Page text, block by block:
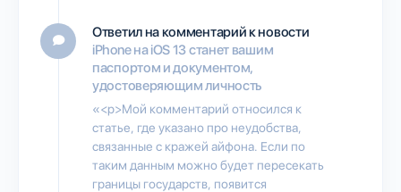
Ответил на комментарий к новости
iPhone на iOS 13 станет вашим
паспортом и документом,
удостоверяющим личность
«<p>Мой комментарий относился к
статье, где указано про неудобства,
связанные с кражей айфона. Если по
таким данным можно будет пересекать
границы государств, появится